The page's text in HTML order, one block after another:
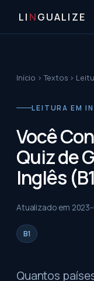
LI NGUALIZE
Início ›Textos ›
LEITURA EM
Você
Quiz de
Inglês
Atualizado em
B1
Quantos